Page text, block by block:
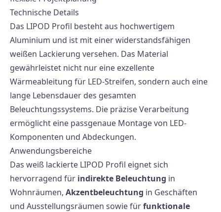
Technische Details
Das LIPOD Profil besteht aus hochwertigem
Aluminium und ist mit einer widerstandsfähigen
weißen Lackierung versehen. Das Material
gewährleistet nicht nur eine exzellente
Wärmeableitung für LED-Streifen, sondern auch eine
lange Lebensdauer des gesamten
Beleuchtungssystems. Die präzise Verarbeitung
ermöglicht eine passgenaue Montage von LED-
Komponenten und Abdeckungen.
Anwendungsbereiche
Das weiß lackierte LIPOD Profil eignet sich
hervorragend für indirekte Beleuchtung in
Wohnräumen, Akzentbeleuchtung in Geschäften
und Ausstellungsräumen sowie fürfunktionale